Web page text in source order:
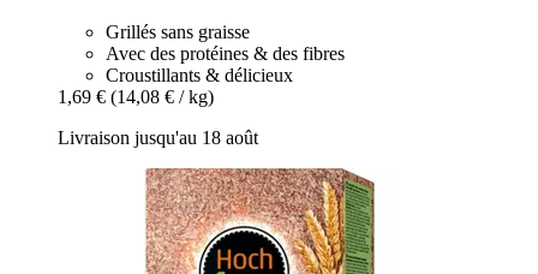
Grillés sans graisse
Avec des protéines & des fibres
Croustillants & délicieux
1,69 € (14,08 € / kg)
Livraison jusqu'au 18 août